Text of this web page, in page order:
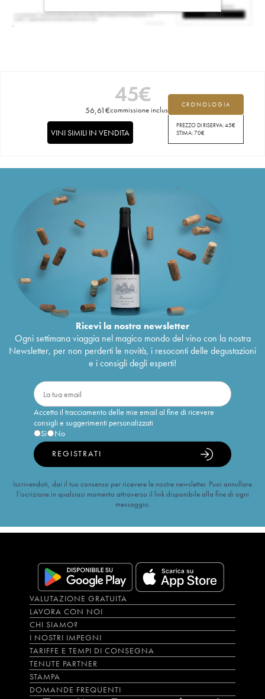
45€
56,61€commissione inclusa
CRONOLOGIA
PREZZO DI RISERVA:45€
STIMA:70€
VINI SIMILI IN VENDITA
Ricevi la nostra newsletter
Ogni settimana viaggia nel magico mondo del vino con la nostra
Newsletter, per non perderti le novità, i resoconti delle degustazioni
e i consigli degli esperti!
Accetto il tracciamento delle mie email al fine di ricevere
consigli e suggerimenti personalizzati
Sì
No
REGISTRATI
Iscrivendoti, dai il tuo consenso per ricevere le nostre newsletter. Puoi annullare
l’iscrizione in qualsiasi momento attraverso il link disponibile alla fine di ogni
messaggio.
VALUTAZIONE GRATUITA
LAVORA CON NOI
CHI SIAMO?
I NOSTRI IMPEGNI
TARIFFE E TEMPI DI CONSEGNA
TENUTE PARTNER
STAMPA
DOMANDE FREQUENTI